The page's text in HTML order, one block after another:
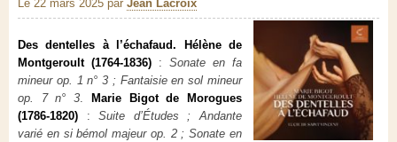
Le 22 mars 2025 par Jean Lacroix
Des dentelles à l’échafaud. Hélène de
Montgeroult (1764-1836) : Sonate en fa
mineur op. 1 n° 3 ; Fantaisie en sol mineur
op. 7 n° 3.
Marie Bigot de Morogues
(1786-1820) :Suite d’Études ; Andante
varié en si bémol majeur op. 2 ; Sonate en